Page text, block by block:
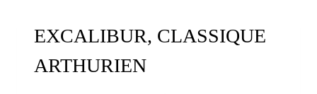
À
AIGNAN
EXCALIBUR, CLASSIQUE
ARTHURIEN